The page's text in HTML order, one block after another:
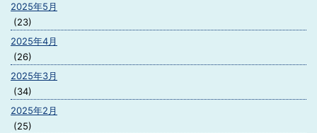
2025年5月
(23)
2025年4月
(26)
2025年3月
(34)
2025年2月
(25)